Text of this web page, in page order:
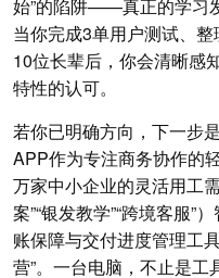
始”的陷阱——真正的学习
当你完成3单用户测试、
10位长辈后，你会清晰感
特性的认可。
若你已明确方向，下一步
APP作为专注商务协作的
万家中小企业的灵活用工
案”“银发教学”“跨境客服”
账保障与交付进度管理工
营”。一台电脑，不止是